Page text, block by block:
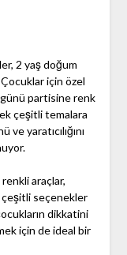
2 yaş doğum
için özel
partisine renk
çeşitli temalara
yaratıcılığını
araçlar,
seçenekler
dikkatini
için de ideal bir